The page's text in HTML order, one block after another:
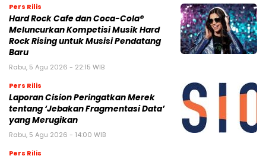
Pers Rilis
Hard Rock Cafe dan Coca-Cola®
Meluncurkan Kompetisi Musik Hard
Rock Rising untuk Musisi Pendatang
Baru
Rabu, 5 Agu 2026 - 22:15 WIB
Pers Rilis
Laporan Cision Peringatkan Merek
tentang ‘Jebakan Fragmentasi Data’
yang Merugikan
Rabu, 5 Agu 2026 - 14:00 WIB
Pers Rilis